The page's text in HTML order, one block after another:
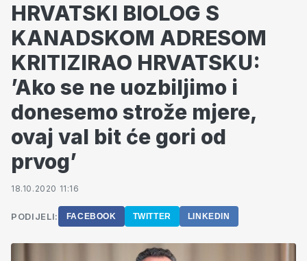
HRVATSKI BIOLOG S
KANADSKOM ADRESOM
KRITIZIRAO HRVATSKU:
’Ako se ne uozbiljimo i
donesemo strože mjere,
ovaj val bit će gori od
prvog’
18.10.2020 11:16
PODIJELI: FACEBOOK TWITTER LINKEDIN